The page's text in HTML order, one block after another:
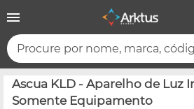
Procure por nome, marca,
Ascua KLD - Aparelho de Luz
Somente Equipamento